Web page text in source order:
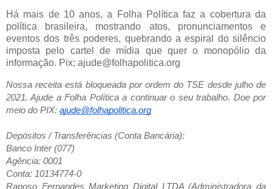
Há mais de 10 anos, a Folha Política faz a cobertura da
política brasileira, mostrando atos, pronunciamentos e
eventos dos três poderes, quebrando a espiral do silêncio
imposta pelo cartel de mídia que quer o monopólio da
informação. Pix: ajude@folhapolitica.org
Nossa receita está bloqueada por ordem do TSE desde julho de
2021. Ajude a Folha Política a continuar o seu trabalho. Doe por
meio do PIX: ajude@folhapolitica.org
Depósitos / Transferências (Conta Bancária):
Banco Inter (077)
Agência: 0001
Conta: 10134774-0
Raposo Fernandes Marketing Digital LTDA (Administradora da